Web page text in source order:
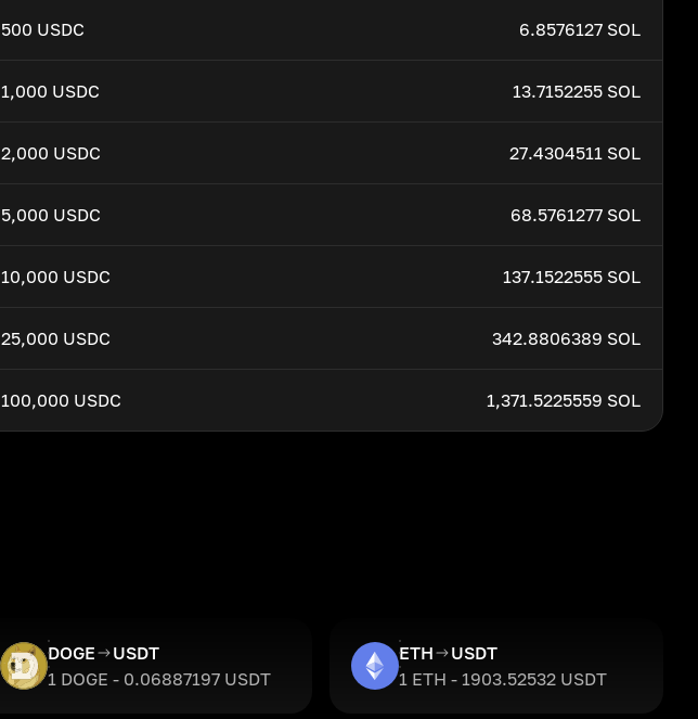
500 USDC 6.8576127 SOL
1,000 USDC 13.7152255 SOL
2,000 USDC 27.4304511 SOL
5,000 USDC 68.5761277 SOL
10,000 USDC 137.1522555 SOL
25,000 USDC 342.8806389 SOL
100,000 USDC 1,371.5225559 SOL
DOGE
USDT
1 DOGE - 0.06887197 USDT
ETH
USDT
1 ETH - 1903.52532 USDT